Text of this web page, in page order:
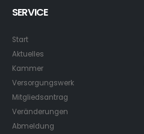
SERVICE
Start
Aktuelles
Kammer
Versorgungswerk
Mitgliedsantrag
Veränderungen
Abmeldung